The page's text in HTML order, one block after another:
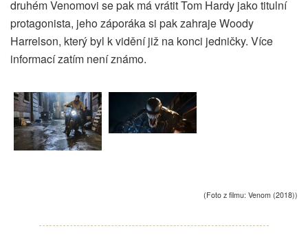
druhém Venomovi se pak má vrátit Tom Hardy jako titulní
protagonista, jeho záporáka si pak zahraje Woody
Harrelson, který byl k vidění již na konci jedničky. Více
informací zatím není známo.
(Foto z filmu: Venom (2018))